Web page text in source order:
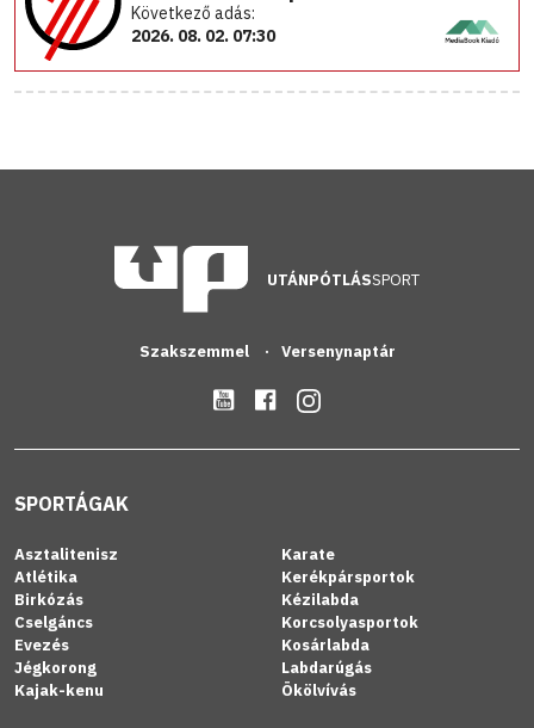
Következő adás:
2026. 08. 02. 07:30
UTÁNPÓTLÁSSPORT
Szakszemmel Versenynaptár
SPORTÁGAK
Asztalitenisz
Atlétika
Birkózás
Cselgáncs
Evezés
Jégkorong
Kajak-kenu
Karate
Kerékpársportok
Kézilabda
Korcsolyasportok
Kosárlabda
Labdarúgás
Ökölvívás